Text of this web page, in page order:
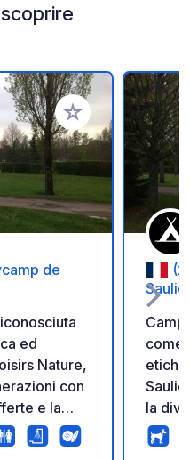
Aggiungi ai tuoi
de
ed
Nature,
con
e la
Il
Morvan è
come
la
Parco